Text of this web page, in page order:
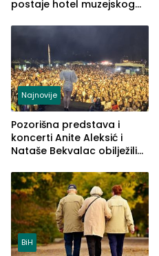
postaje hotel muzejskog
Najnovije
Pozorišna predstava i
koncerti Anite Aleksić i
Nataše Bekvalac obilježili
ljeta (FOTO)
BiH